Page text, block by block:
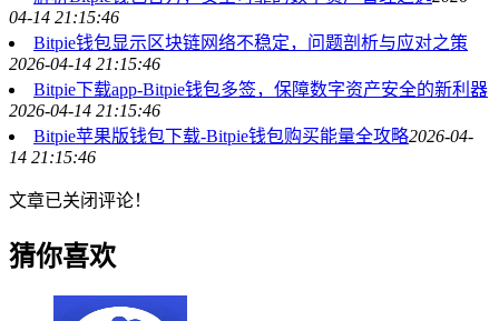
04-14 21:15:46
Bitpie钱包显示区块链网络不稳定，问题剖析与应对之策
2026-04-14 21:15:46
Bitpie下载app-Bitpie钱包多签，保障数字资产安全的新利器
2026-04-14 21:15:46
Bitpie苹果版钱包下载-Bitpie钱包购买能量全攻略2026-04-
14 21:15:46
文章已关闭评论！
猜你喜欢